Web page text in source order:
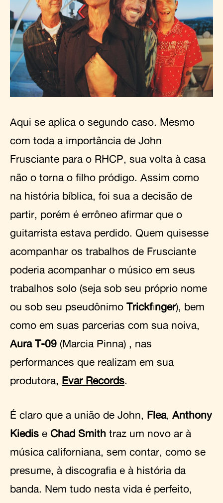
Aqui se aplica o segundo caso. Mesmo
com toda a importância de John
Frusciante para o RHCP, sua volta à casa
não o torna o filho pródigo. Assim como
na história bíblica, foi sua a decisão de
partir, porém é errôneo afirmar que o
guitarrista estava perdido. Quem quisesse
acompanhar os trabalhos de Frusciante
poderia acompanhar o músico em seus
trabalhos solo (seja sob seu próprio nome
ou sob seu pseudônimo Trickfinger), bem
como em suas parcerias com sua noiva,
Aura T-09 (Marcia Pinna) , nas
performances que realizam em sua
produtora, Evar Records.
É claro que a união de John, Flea, Anthony
Kiedis e Chad Smith traz um novo ar à
música californiana, sem contar, como se
presume, à discografia e à história da
banda. Nem tudo nesta vida é perfeito,